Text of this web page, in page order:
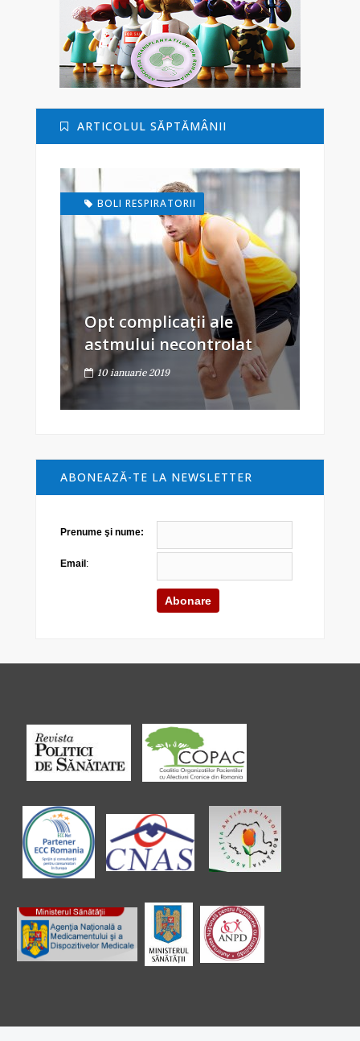
ARTICOLUL SĂPTĂMÂNII
BOLI RESPIRATORII
Opt complicații ale
astmului necontrolat
10 ianuarie 2019
ABONEAZĂ-TE LA NEWSLETTER
Prenume şi nume:
Email :